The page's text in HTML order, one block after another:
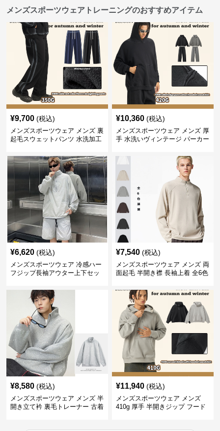
メンズスポーツウェアトレーニングのおすすめアイテム
¥9,700 (税込)
メンズスポーツウェア メンズ 裏
起毛スウェットパンツ 水洗加工
¥10,360 (税込)
メンズスポーツウェア メンズ 厚
手 水洗いヴィンテージ パーカー
¥6,620 (税込)
メンズスポーツウェア 冷感ハー
フジップ長袖アウター上下セッ
¥7,540 (税込)
メンズスポーツウェア メンズ 両
面起毛 半開き襟 長袖上着 全6色
¥8,580 (税込)
メンズスポーツウェア メンズ 半
開き立て衿 裏毛トレーナー 古着
¥11,940 (税込)
メンズスポーツウェア メンズ
410g 厚手 半開きジップ フード